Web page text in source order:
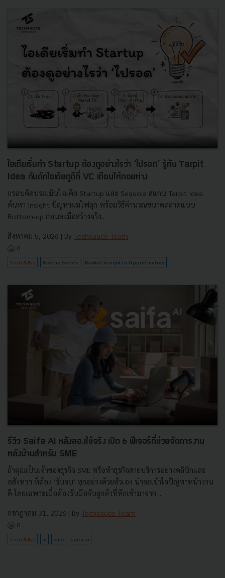
ไอเดียเริ่มทำ Startup ต้องดูอย่างไรว่า ‘ไปรอด’ รู้ทัน Tarpit
Idea กับดักไอเดียดูดีที่ VC เตือนให้ถอยห่าง
กรอบคิดประเมินไอเดีย Startup และ Sequoia สแกน Tarpit Idea
ค้นหา Insight ปัญหาผมไฟลุก พร้อมวิธีคำนวณขนาดตลาดแบบ
Bottom-up ก่อนลงมือสร้างจริง...
สิงหาคม 5, 2026 | By Techsauce Team
0
Tech & Biz Startup Series Market Insight to Opportunities
รีวิว Saifa AI หลังลองใช้จริง เปิด 6 ฟีเจอร์ที่ช่วยจัดการงาน
หลังบ้านสำหรับ SME
ถ้าคุณเป็นเจ้าของธุรกิจ SME หรือทำธุรกิจสายบริการอย่างคลินิกและ
อสังหาฯ ที่ต้อง ‘รับจบ’ ทุกอย่างด้วยตัวเอง น่าจะเข้าใจปัญหาหน้างาน
ดี โดยเฉพาะเมื่อต้องรับมือกับลูกค้าที่ทักเข้ามาจาก ...
กรกฎาคม 31, 2026 | By Techsauce Team
0
Tech & Biz ai sme saifa-ai